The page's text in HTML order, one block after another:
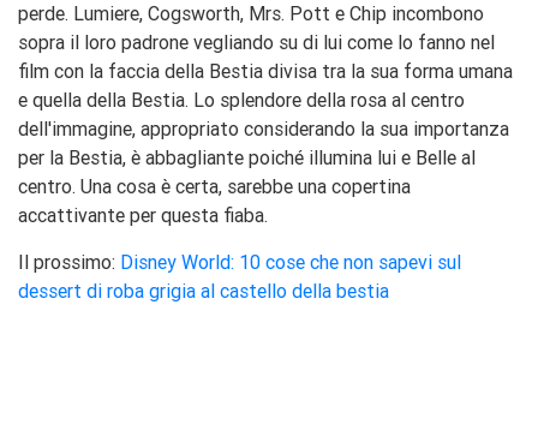
perde. Lumiere, Cogsworth, Mrs. Pott e Chip incombono
sopra il loro padrone vegliando su di lui come lo fanno nel
film con la faccia della Bestia divisa tra la sua forma umana
e quella della Bestia. Lo splendore della rosa al centro
dell'immagine, appropriato considerando la sua importanza
per la Bestia, è abbagliante poiché illumina lui e Belle al
centro. Una cosa è certa, sarebbe una copertina
accattivante per questa fiaba.
Il prossimo: Disney World: 10 cose che non sapevi sul
dessert di roba grigia al castello della bestia